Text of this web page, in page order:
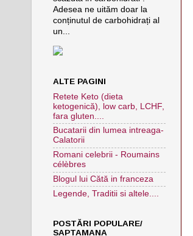
Adesea ne uităm doar la
conținutul de carbohidrați al
un...
ALTE PAGINI
Retete Keto (dieta
ketogenică), low carb, LCHF,
fara gluten....
Bucatarii din lumea intreaga-
Calatorii
Romani celebrii - Roumains
célèbres
Blogul lui Cătă in franceza
Legende, Traditii si altele....
POSTĂRI POPULARE/
SAPTAMANA